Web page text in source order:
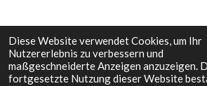
Diese Website verwendet Cookies, um Ihr
Nutzererlebnis zu verbessern und
maßgeschneiderte Anzeigen anzuzeigen.
fortgesetzte Nutzung dieser Website